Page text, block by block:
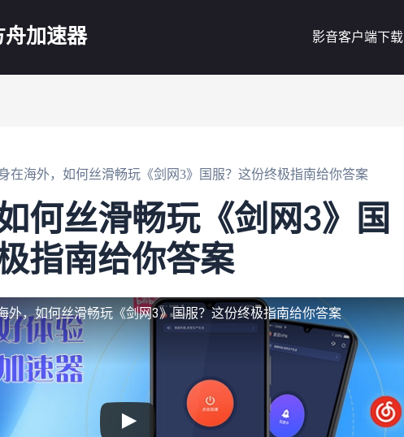
舟加速器 影音客户端下载
在海外，如何丝滑畅玩《剑网3》国服？这份终极指南给你答案
何丝滑畅玩《剑网3》国
指南给你答案
外，如何丝滑畅玩《剑网3》国服？这份终极指南给你答案